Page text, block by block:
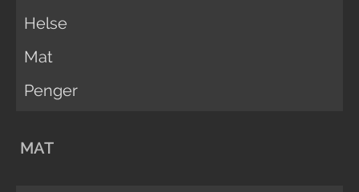
Helse
Mat
Penger
MAT